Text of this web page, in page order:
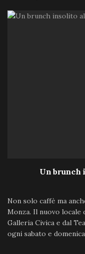
Un brunch
Non solo caffè ma
Monza. Il nuovo locale
Galleria Civica e dal
ogni sabato e